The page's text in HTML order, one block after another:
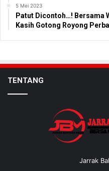
5 Mei 2023
Patut Dicontoh…! Bersama
Kasih Gotong Royong
TENTANG
Jarrak